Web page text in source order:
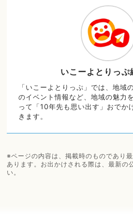
いこーよとりっぷ
「いこーよとりっぷ」では、地域
のイベント情報など、地域の魅力
って「10年先も思い出す」おでか
きます。
※ページの内容は、掲載時のものであり
あります。お出かけされる際は、最新の
い。